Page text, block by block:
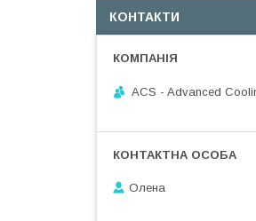
КОНТАКТИ
ACS - Advanced
Олена